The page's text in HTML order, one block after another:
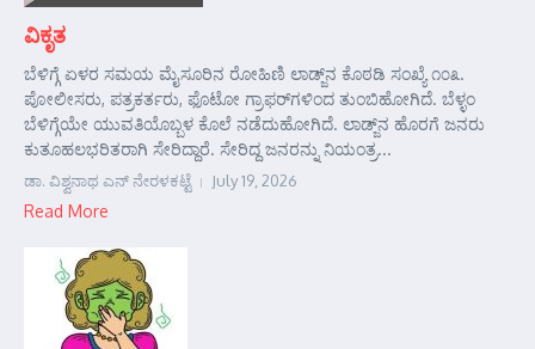
ವಿಕೃತ
ಬೆಳಿಗ್ಗೆ ಏಳರ ಸಮಯ ಮೈಸೂರಿನ ರೋಹಿಣಿ ಲಾಡ್ಜ್‌ನ ಕೊಠಡಿ ಸಂಖ್ಯೆ ೧೦೩.
ಪೋಲೀಸರು, ಪತ್ರಕರ್ತರು, ಫೊಟೋ ಗ್ರಾಫರ್‌ಗಳಿಂದ ತುಂಬಿಹೋಗಿದೆ. ಬೆಳ್ಳಂ
ಬೆಳಿಗ್ಗೆಯೇ ಯುವತಿಯೊಬ್ಬಳ ಕೊಲೆ ನಡೆದುಹೋಗಿದೆ. ಲಾಡ್ಜ್‌ನ ಹೊರಗೆ ಜನರು
ಕುತೂಹಲಭರಿತರಾಗಿ ಸೇರಿದ್ದಾರೆ. ಸೇರಿದ್ದ ಜನರನ್ನು ನಿಯಂತ್ರ...
ಡಾ. ವಿಶ್ವನಾಥ ಎನ್ ನೇರಳಕಟ್ಟೆ July 19, 2026
Read More